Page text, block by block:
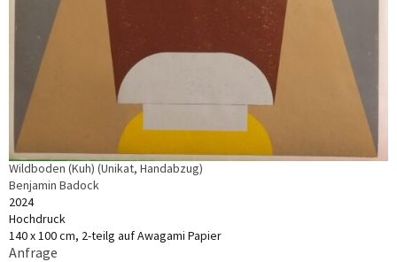
Wildboden (Kuh) (Unikat, Handabzug)
Benjamin Badock
2024
Hochdruck
140 x 100 cm, 2-teilg auf Awagami Papier
Anfrage